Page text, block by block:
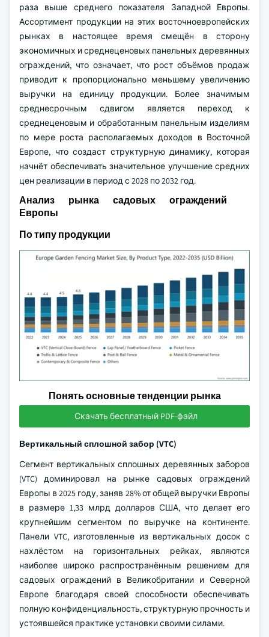
раза выше среднего показателя Западной Европы.
Ассортимент продукции на этих восточноевропейских
рынках в настоящее время смещён в сторону
экономичных и среднеценовых панельных деревянных
ограждений, что означает, что рост объёмов продаж
приводит к пропорционально меньшему увеличению
выручки на единицу продукции. Более значимым
среднесрочным сдвигом является переход к
среднеценовым и обработанным панельным изделиям
по мере роста располагаемых доходов в Восточной
Европе, что создаст структурную динамику, которая
начнёт обеспечивать значительное улучшение средних
цен реализации в период с 2028 по 2032 год.
Анализ рынка садовых ограждений
Европы
По типу продукции
Понять основные тенденции рынка
Скачать бесплатный PDF-файл
Вертикальный сплошной забор (VTC)
Сегмент вертикальных сплошных деревянных заборов
(VTC) доминировал на рынке садовых ограждений
Европы в 2025 году, заняв 28% от общей выручки Европы
в размере 1,33 млрд долларов США, что делает его
крупнейшим сегментом по выручке на континенте.
Панели VTC, изготовленные из вертикальных досок с
нахлёстом на горизонтальных рейках, являются
наиболее широко распространённым решением для
садовых ограждений в Великобритании и Северной
Европе благодаря своей способности обеспечивать
полную конфиденциальность, структурную прочность и
устоявшейся практике установки своими силами.